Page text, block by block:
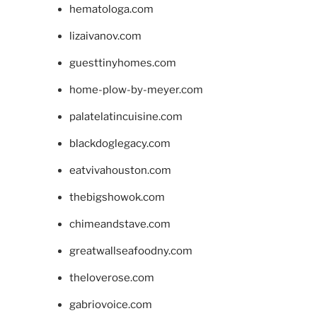
hematologa.com
lizaivanov.com
guesttinyhomes.com
home-plow-by-meyer.com
palatelatincuisine.com
blackdoglegacy.com
eatvivahouston.com
thebigshowok.com
chimeandstave.com
greatwallseafoodny.com
theloverose.com
gabriovoice.com